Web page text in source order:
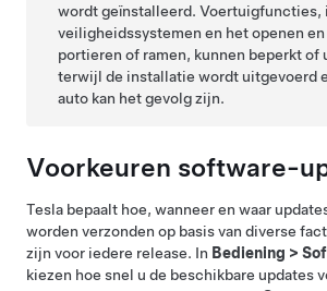
wordt geïnstalleerd. Voertuigfuncties,
veiligheidssystemen en het openen
portieren of ramen, kunnen beperkt of
terwijl de installatie wordt uitgevoerd
auto kan het gevolg zijn.
Voorkeuren software-
Tesla bepaalt hoe, wanneer en waar
worden verzonden op basis van diverse
zijn voor iedere release. In Bediening >
kiezen hoe snel u de beschikbare updates